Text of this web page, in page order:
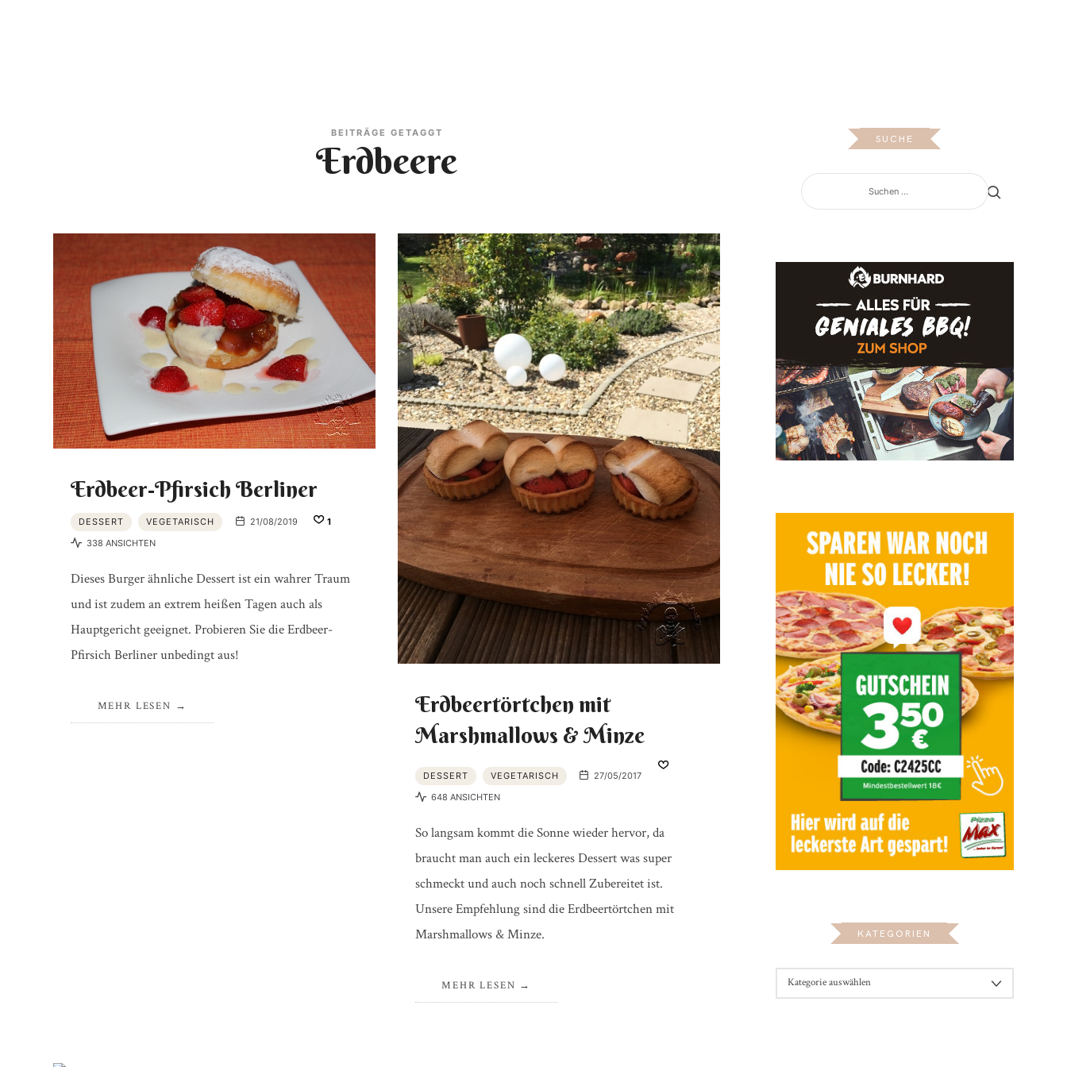
BEITRÄGE GETAGGT
Erdbeere
Erdbeer-Pfirsich Berliner
DESSERT VEGETARISCH 21/08/2019
1
338 ANSICHTEN
Dieses Burger ähnliche Dessert ist ein wahrer Traum
und ist zudem an extrem heißen Tagen auch als
Hauptgericht geeignet. Probieren Sie die Erdbeer-
Pfirsich Berliner unbedingt aus!
MEHR LESEN
Erdbeertörtchen mit
Marshmallows & Minze
DESSERT VEGETARISCH
27/05/2017
648 ANSICHTEN
So langsam kommt die Sonne wieder hervor, da
braucht man auch ein leckeres Dessert was super
schmeckt und auch noch schnell Zubereitet ist.
Unsere Empfehlung sind die Erdbeertörtchen mit
Marshmallows & Minze.
MEHR LESEN
SUCHE
NACH:
KATEGORIEN